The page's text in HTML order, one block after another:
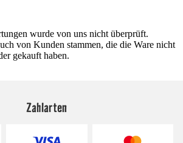
wurde von uns nicht überprüft.
von Kunden stammen, die die Ware nicht
gekauft haben.
Zahlarten